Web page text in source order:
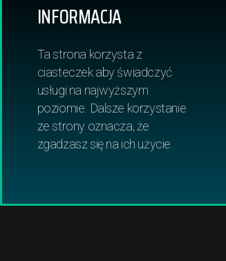
WOLF Garten
Robomow
Ambrogio
INFORMACJA
Ta strona korzysta z
ciasteczek aby świadczyć
usługi na najwyższym
poziomie. Dalsze korzystanie
ze strony oznacza, że
zgadzasz się na ich użycie.